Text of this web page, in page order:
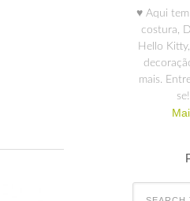
♥ Aqui
costura,
Hello
mais.